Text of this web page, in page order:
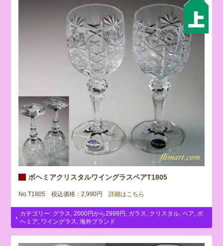
ボヘミアクリスタルワイングラスペアT1805
No.T1805 税込価格：2,990円 詳細はこちら
カテゴリー: グラス ,2000円から2999円 ガラス クリスタル ,ペア
ボ
ヘミア
ワイングラス ,海外ブランド